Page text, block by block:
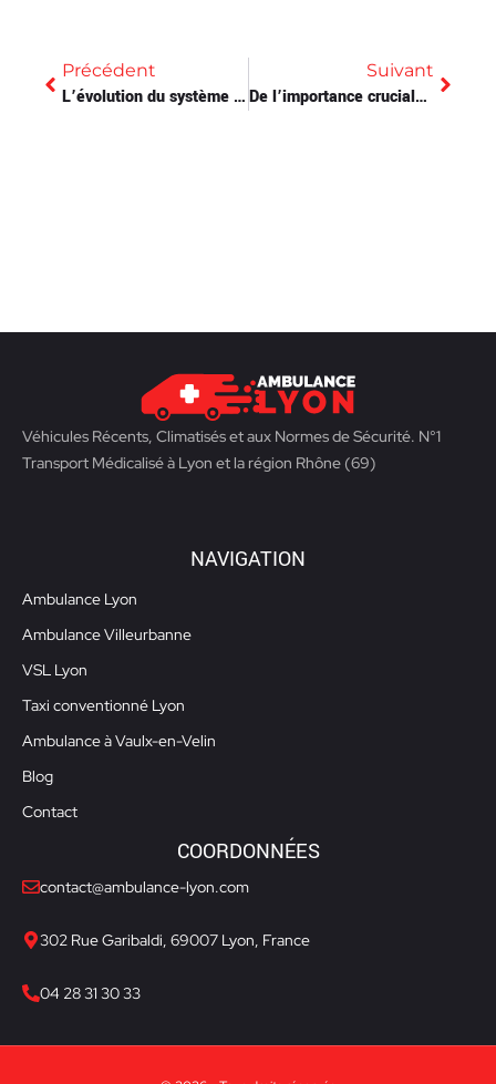
Précédent
L’évolution du système de santé français au fil des années
Suivant
De l’importance cruciale des ambulances ‘Rien à déclarer’ dans le secteur de la santé
Véhicules Récents, Climatisés et aux Normes de Sécurité. N°1
Transport Médicalisé à Lyon et la région Rhône (69)
NAVIGATION
Ambulance Lyon
Ambulance Villeurbanne
VSL Lyon
Taxi conventionné Lyon
Ambulance à Vaulx-en-Velin
Blog
Contact
COORDONNÉES
contact@ambulance-lyon.com
302 Rue Garibaldi, 69007 Lyon, France
04 28 31 30 33